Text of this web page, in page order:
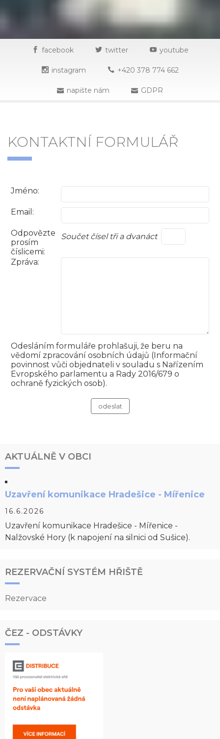
facebook twitter youtube
instagram +420 378 774 662
napište nám GDPR
KONTAKTNÍ FORMULÁŘ
Jméno:
Email:
Odpovězte
prosím
číslicemi:
Součet čísel tři a dvanáct
Zpráva:
Odesláním formuláře prohlašuji, že beru na
vědomí zpracování osobních údajů (Informační
povinnost vůči objednateli v souladu s Nařízením
Evropského parlamentu a Rady 2016/679 o
ochraně fyzických osob).
AKTUÁLNĚ V OBCI
Uzavření komunikace Hradešice - Mířenice
16.6.2026
Uzavření komunikace Hradešice - Mířenice -
Nalžovské Hory (k napojení na silnici od Sušice).
REZERVAČNÍ SYSTÉM HŘIŠTĚ
Rezervace
ČEZ - ODSTÁVKY